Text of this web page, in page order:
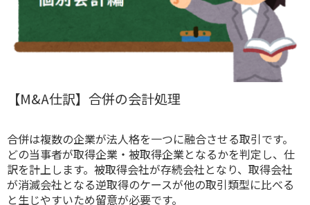
【M&A仕訳】合併の会計処理
合併は複数の企業が法人格を一つに融合させる取引です。
どの当事者が取得企業・被取得企業となるかを判定し、仕
訳を計上します。被取得会社が存続会社となり、取得会社
が消滅会社となる逆取得のケースが他の取引類型に比べる
と生じやすいため留意が必要です。